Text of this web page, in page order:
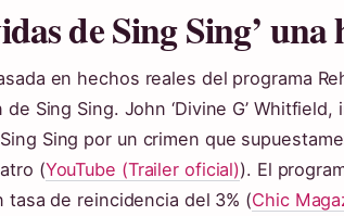
de Sing Sing’
en hechos reales del programa
de Sing Sing. John ‘Divine G’
Sing por un crimen que
(YouTube (Trailer oficial)). El
tasa de reincidencia del 3% (Chic